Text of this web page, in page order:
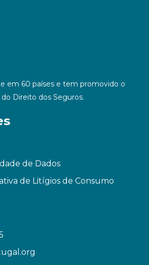
em 60 países e tem promovido o
Direito dos Seguros.
de Dados
de Litígios de Consumo